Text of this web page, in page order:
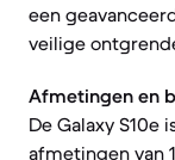
een
veilige
Afmetingen en
De Galaxy
afmetingen van